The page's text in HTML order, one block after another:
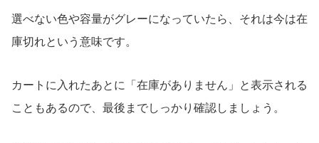
選べない色や容量がグレーになっていたら、それは今は在
庫切れという意味です。
カートに入れたあとに「在庫がありません」と表示される
こともあるので、最後までしっかり確認しましょう。